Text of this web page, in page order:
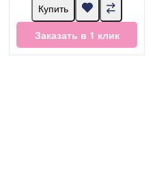
Купить
Заказать в 1 клик